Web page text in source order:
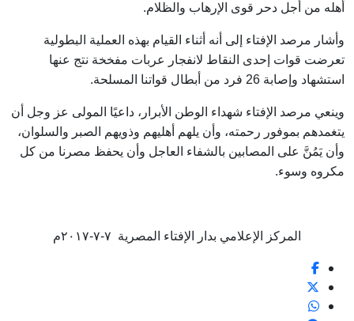
أهله من أجل دحر قوى الإرهاب والظلام.
وأشار مرصد الإفتاء إلى أنه أثناء القيام بهذه العملية البطولية
تعرضت قوات إحدى النقاط لانفجار عربات مفخخة نتج عنها
استشهاد وإصابة 26 فرد من أبطال قواتنا المسلحة.
وينعي مرصد الإفتاء شهداء الوطن الأبرار، داعيًا المولى عز وجل أن
يتغمدهم بموفور رحمته، وأن يلهم أهليهم وذويهم الصبر والسلوان،
وأن يَمُنَّ على المصابين بالشفاء العاجل وأن يحفظ مصرنا من كل
مكروه وسوء.
المركز الإعلامي بدار الإفتاء المصرية ٧-٧-٢٠١٧م